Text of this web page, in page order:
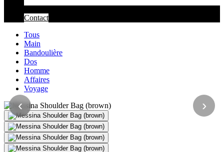
Contact
Tous
Main
Bandoulière
Dos
Homme
Affaires
Voyage
‹ ›